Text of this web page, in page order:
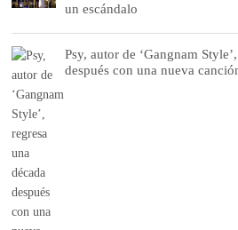
un escándalo
Psy, autor de ‘Gangnam
después con una nueva